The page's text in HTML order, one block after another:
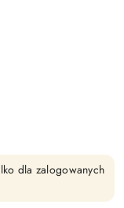
dla zalogowanych